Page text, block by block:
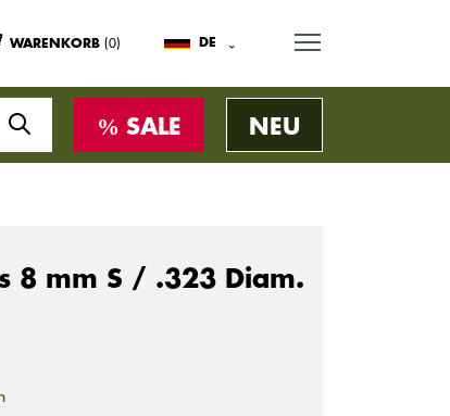
WARENKORB (0) DE
SALE NEU
8 mm S / .323 Diam.